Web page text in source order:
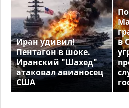
Иран удивил!
Пентагон в шоке.
Иранский "Шахед"
атаковал авианосец
США
в